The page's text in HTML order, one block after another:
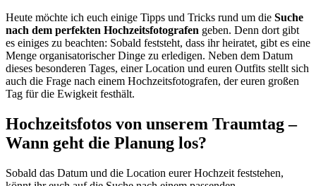
Heute möchte ich euch einige Tipps und Tricks rund um die Suche
nach dem perfekten Hochzeitsfotografen geben. Denn dort gibt
es einiges zu beachten: Sobald feststeht, dass ihr heiratet, gibt es eine
Menge organisatorischer Dinge zu erledigen. Neben dem Datum
dieses besonderen Tages, einer Location und euren Outfits stellt sich
auch die Frage nach einem Hochzeitsfotografen, der euren großen
Tag für die Ewigkeit festhält.
Hochzeitsfotos von unserem Traumtag –
Wann geht die Planung los?
Sobald das Datum und die Location eurer Hochzeit feststehen,